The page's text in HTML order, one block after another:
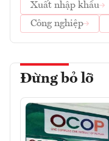
Xuất nhập khẩu
Công nghiệp
Đừng bỏ lỡ